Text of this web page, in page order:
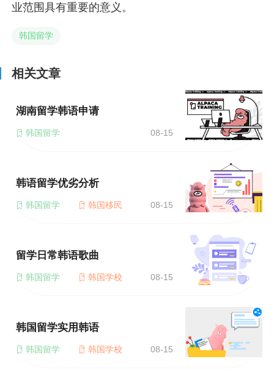
业范围具有重要的意义。
韩国留学
相关文章
湖南留学韩语申请
韩国留学 08-15
韩语留学优劣分析
韩国留学 韩国移民 08-15
留学日常韩语歌曲
韩国留学 韩国学校 08-15
韩国留学实用韩语
韩国留学 韩国学校 08-15